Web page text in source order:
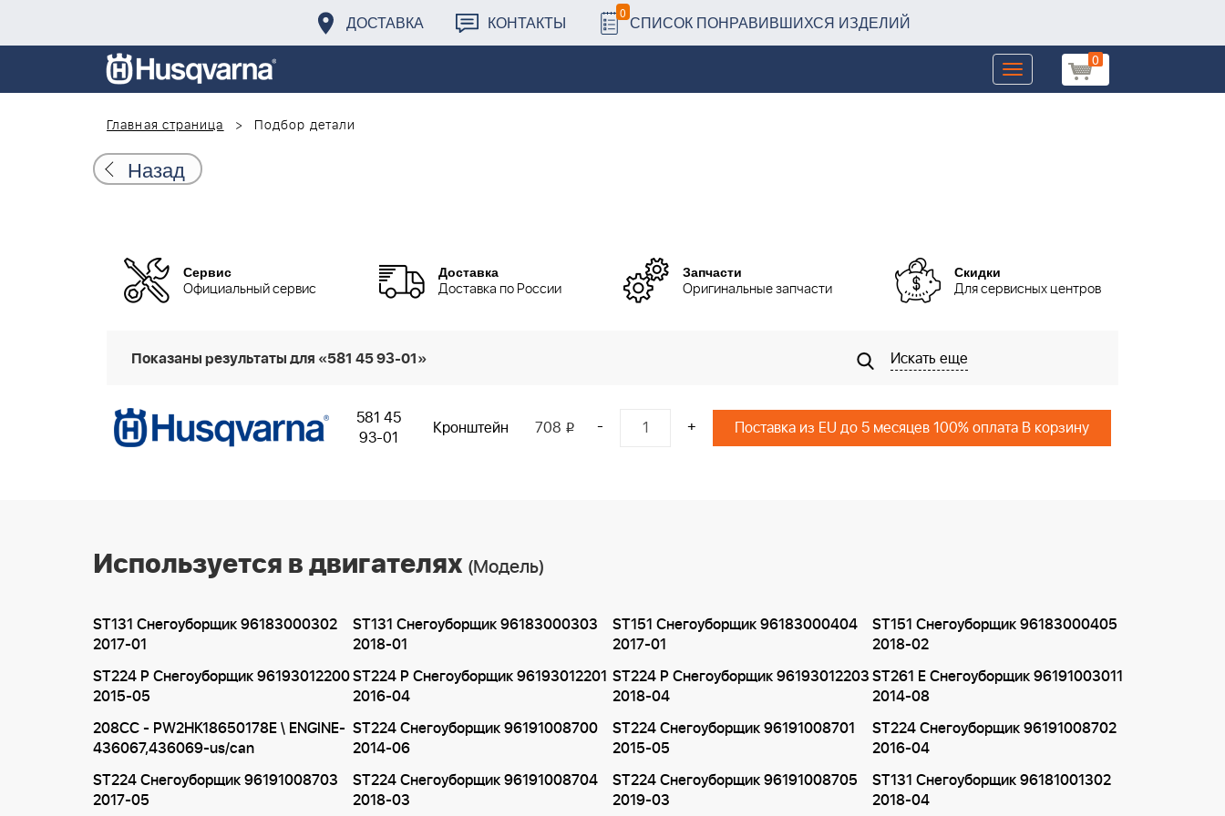
ДОСТАВКА КОНТАКТЫ 0 СПИСОК ПОНРАВИВШИХСЯ ИЗДЕЛИЙ
0
Toggle
navigation
Главная страница
Подбор детали
Назад
Сервис
Официальный сервис
Доставка
Доставка по России
Запчасти
Оригинальные запчасти
Скидки
Для сервисных центров
Показаны результаты для «581 45 93-01» Искать еще
581 45
93-01
Кронштейн 708 i - + Поставка из EU до 5 месяцев 100% оплата В корзину
Используется в двигателях (Модель)
ST131 Снегоуборщик 96183000302
2017-01
ST131 Снегоуборщик 96183000303
2018-01
ST151 Снегоуборщик 96183000404
2017-01
ST151 Снегоуборщик 96183000405
2018-02
ST224 P Снегоуборщик 96193012200
2015-05
ST224 P Снегоуборщик 96193012201
2016-04
ST224 P Снегоуборщик 96193012203
2018-04
ST261 E Снегоуборщик 96191003011
2014-08
208CC - PW2HK18650178E \ ENGINE-
436067,436069-us/can
ST224 Снегоуборщик 96191008700
2014-06
ST224 Снегоуборщик 96191008701
2015-05
ST224 Снегоуборщик 96191008702
2016-04
ST224 Снегоуборщик 96191008703
2017-05
ST224 Снегоуборщик 96191008704
2018-03
ST224 Снегоуборщик 96191008705
2019-03
ST131 Снегоуборщик 96181001302
2018-04